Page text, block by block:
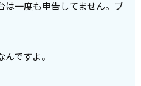
は一度も申告してません。プ
ですよ。